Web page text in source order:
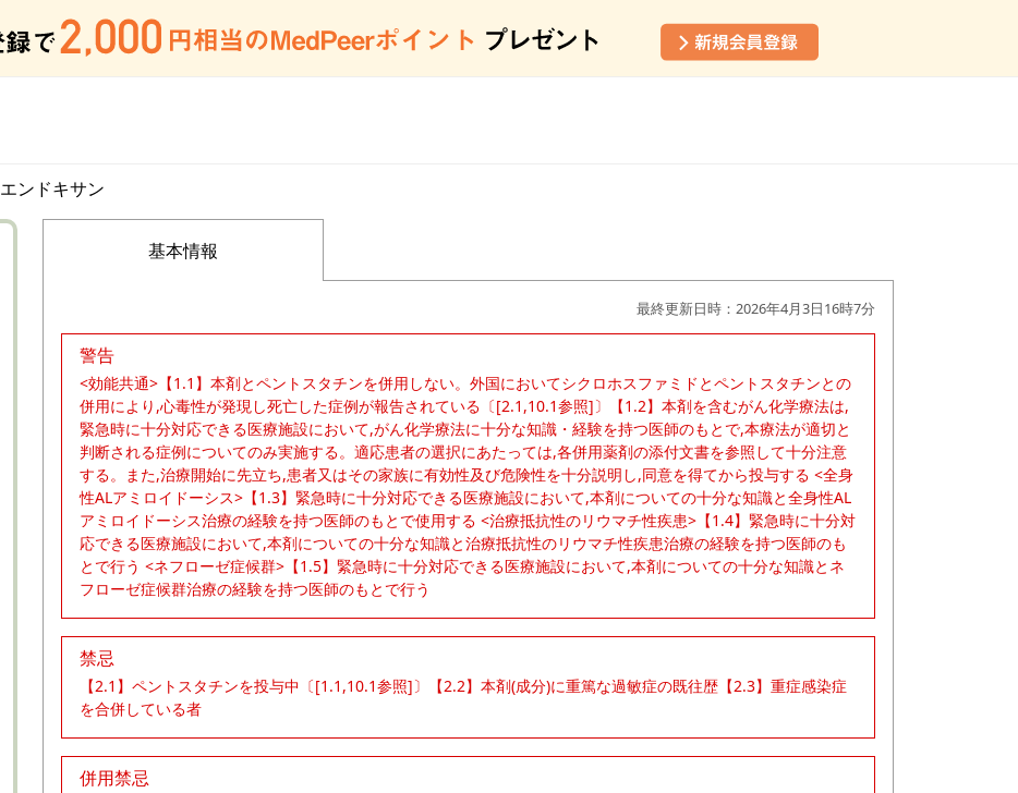
エンドキサン
基本情報
最終更新日時：2026年4月3日16時7分
警告
<効能共通>【1.1】本剤とペントスタチンを併用しない。外国においてシクロホスファミドとペントスタチンとの
併用により,心毒性が発現し死亡した症例が報告されている〔[2.1,10.1参照]〕【1.2】本剤を含むがん化学療法は,
緊急時に十分対応できる医療施設において,がん化学療法に十分な知識・経験を持つ医師のもとで,本療法が適切と
判断される症例についてのみ実施する。適応患者の選択にあたっては,各併用薬剤の添付文書を参照して十分注意
する。また,治療開始に先立ち,患者又はその家族に有効性及び危険性を十分説明し,同意を得てから投与する <全身
性ALアミロイドーシス>【1.3】緊急時に十分対応できる医療施設において,本剤についての十分な知識と全身性AL
アミロイドーシス治療の経験を持つ医師のもとで使用する <治療抵抗性のリウマチ性疾患>【1.4】緊急時に十分対
応できる医療施設において,本剤についての十分な知識と治療抵抗性のリウマチ性疾患治療の経験を持つ医師のも
とで行う <ネフローゼ症候群>【1.5】緊急時に十分対応できる医療施設において,本剤についての十分な知識とネ
フローゼ症候群治療の経験を持つ医師のもとで行う
禁忌
【2.1】ペントスタチンを投与中〔[1.1,10.1参照]〕【2.2】本剤(成分)に重篤な過敏症の既往歴【2.3】重症感染症
を合併している者
併用禁忌